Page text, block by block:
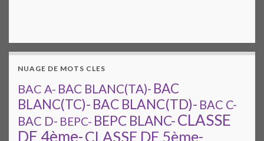
NUAGE DE MOTS CLES
BAC A- BAC BLANC(TA)- BAC
BLANC(TC)- BAC BLANC(TD)- BAC C-
BAC D- BEPC- BEPC BLANC-CLASSE
DE 4ème-CLASSE DE 5ème-